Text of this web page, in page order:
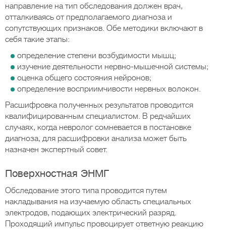
направление на тип обследования должен врач,
отталкиваясь от предполагаемого диагноза и
сопутствующих признаков. Обе методики включают в
себя такие этапы:
определение степени возбудимости мышц;
изучение деятельности нервно-мышечной системы;
оценка общего состояния нейронов;
определение восприимчивости нервных волокон.
Расшифровка полученных результатов проводится
квалифицированным специалистом. В редчайших
случаях, когда невролог сомневается в постановке
диагноза, для расшифровки анализа может быть
назначен экспертный совет.
Поверхностная ЭНМГ
Обследование этого типа проводится путем
накладывания на изучаемую область специальных
электродов, подающих электрический разряд.
Проходящий импульс провоцирует ответную реакцию